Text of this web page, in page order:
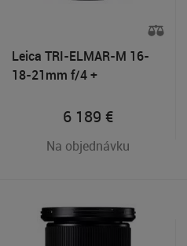
Leica TRI-ELMAR-M 16-
18-21mm f/4 +
6 189 €
Na objednávku